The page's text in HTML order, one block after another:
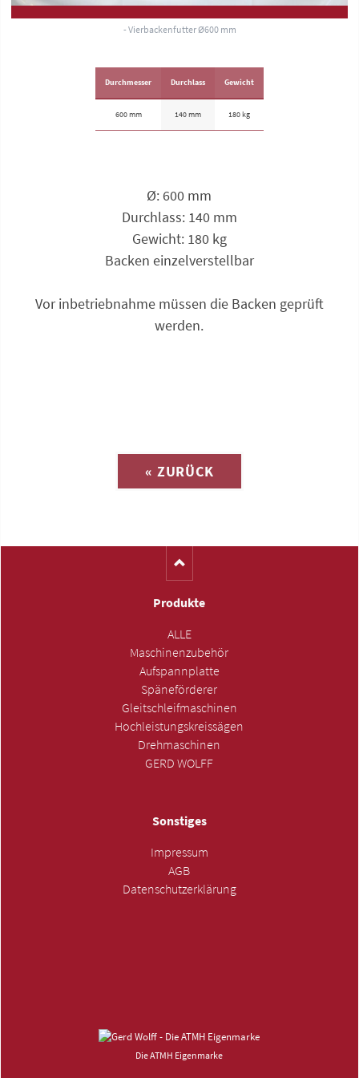
- Vierbackenfutter Ø600 mm
Durchmesser
600 mm
Durchlass
140 mm
Gewicht
180 kg
Ø: 600 mm
Durchlass: 140 mm
Gewicht: 180 kg
Backen einzelverstellbar
Vor inbetriebnahme müssen die Backen geprüft
werden.
« ZURÜCK
Produkte
ALLE
Maschinenzubehör
Aufspannplatte
Späneförderer
Gleitschleifmaschinen
Hochleistungskreissägen
Drehmaschinen
GERD WOLFF
Sonstiges
Impressum
AGB
Datenschutzerklärung
Die ATMH Eigenmarke